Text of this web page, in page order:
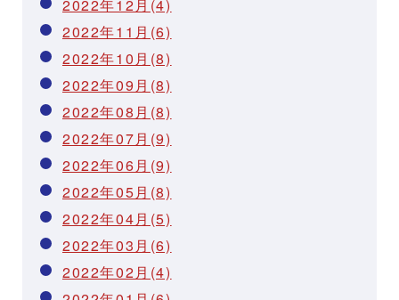
2022年12月(4)
2022年11月(6)
2022年10月(8)
2022年09月(8)
2022年08月(8)
2022年07月(9)
2022年06月(9)
2022年05月(8)
2022年04月(5)
2022年03月(6)
2022年02月(4)